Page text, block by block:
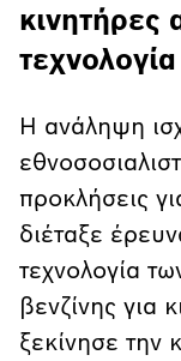
Η ανάληψη
προκλήσεις
διέταξε
τεχνολογία
βενζίνης για
ξεκίνησε την